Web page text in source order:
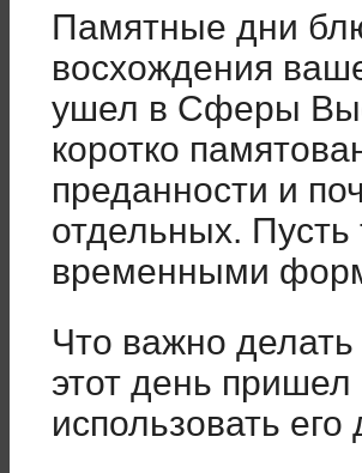
Памятные дни
восхождения
ушел в Сферы
коротко
преданности и
отдельных.
временными
Что важно делать
этот день
использовать